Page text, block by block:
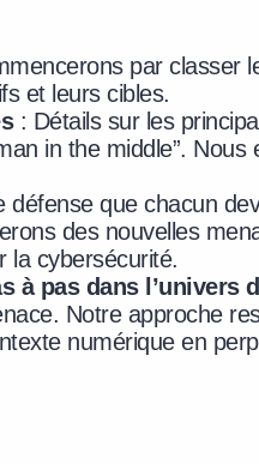
par classer
et leurs cibles.
: Détails sur les
in the middle”.
que chacun
des nouvelles
la cybersécurité.
à pas dans l’univers
Notre approche
numérique en